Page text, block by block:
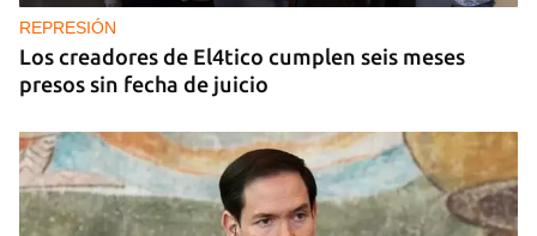
REPRESIÓN
Los creadores de El4tico cumplen seis meses
presos sin fecha de juicio